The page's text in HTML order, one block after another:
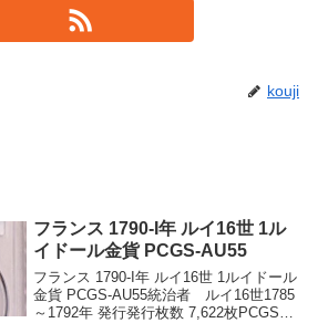
kouji
フランス 1790-I年 ルイ16世 1ル
イドール金貨 PCGS-AU55
フランス 1790-I年 ルイ16世 1ルイドール
金貨 PCGS-AU55統治者 ルイ16世1785
～1792年 発行発行枚数 7,622枚PCGS社